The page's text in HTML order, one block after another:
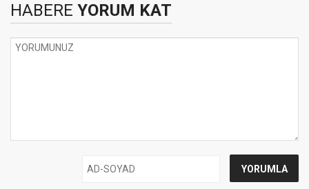
HABERE YORUM KAT